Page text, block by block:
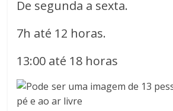
De segunda a sexta.
7h até 12 horas.
13:00 até 18 horas